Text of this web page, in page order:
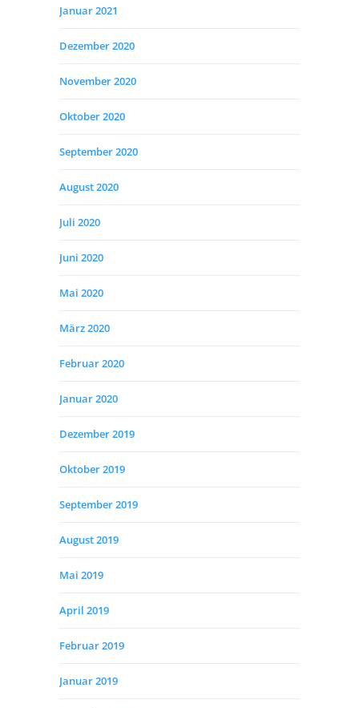
Januar 2021
Dezember 2020
November 2020
Oktober 2020
September 2020
August 2020
Juli 2020
Juni 2020
Mai 2020
März 2020
Februar 2020
Januar 2020
Dezember 2019
Oktober 2019
September 2019
August 2019
Mai 2019
April 2019
Februar 2019
Januar 2019